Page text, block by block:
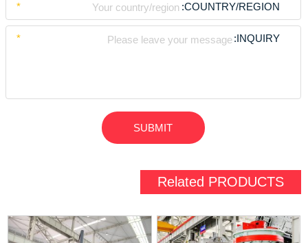
COUNTRY/REGION:
*
INQUIRY:
*
Related PRODUCTS